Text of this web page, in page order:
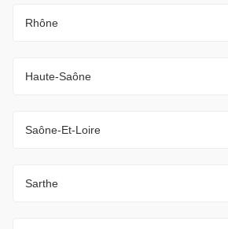
Rhône
Haute-Saône
Saône-Et-Loire
Sarthe